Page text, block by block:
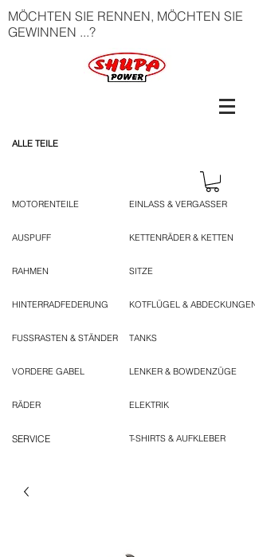
MÖCHTEN SIE RENNEN, MÖCHTEN SIE
GEWINNEN ...?
ALLE TEILE
MOTORENTEILE
AUSPUFF
RAHMEN
HINTERRADFEDERUNG
FUSSRASTEN & STÄNDER
VORDERE GABEL
RÄDER
SERVICE
EINLASS & VERGASSER
KETTENRÄDER & KETTEN
SITZE
KOTFLÜGEL & ABDECKUNGEN
TANKS
LENKER & BOWDENZÜGE
ELEKTRIK
T-SHIRTS & AUFKLEBER